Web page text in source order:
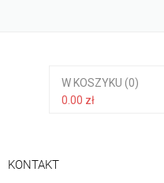
W KOSZYKU (0)
0.00 zł
KONTAKT